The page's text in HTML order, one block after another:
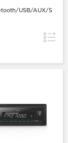
USB/AUX/S